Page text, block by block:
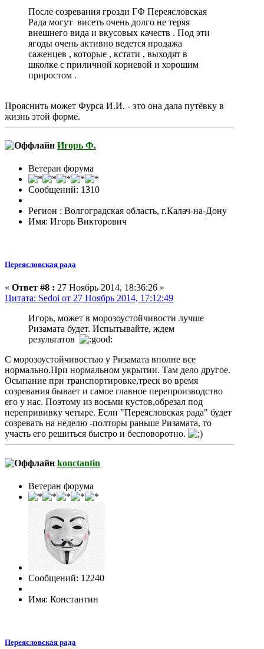
После созревания грозди ГФ Переясловская
Рада могут висеть очень долго не теряя
внешнего вида и вкусовых качеств . Под эти
ягоды очень активно ведется продажа
саженцев , которые , кстати , выходят в
школке с приличной корневой и хорошим
приростом .
Прояснить может Фурса И.И. - это она дала путёвку в
жизнь этой форме.
Игорь Ф.
Ветеран форума
Сообщений: 1310
Регион : Волгоградская область, г.Калач-на-Дону
Имя: Игорь Викторович
Переясловская рада
« Ответ #8 : 27 Ноябрь 2014, 18:36:26 »
Цитата: Sedoi от 27 Ноябрь 2014, 17:12:49
Игорь, может в морозоустойчивости лучше
Ризамата будет. Испытывайте, ждем
результатов
С морозоустойчивостью у Ризамата вполне все
нормально.При нормальном укрытии. Там дело другое.
Осыпание при транспортировке,треск во время
созревания бывает и самое главное перепроизводство
его у нас. Поэтому из восьми кустов,обрезал под
перепрививку четыре. Если "Переясловская рада" будет
созревать на неделю -полторы раньше Ризамата, то
участь его решиться быстро и бесповоротно.
konctantin
Ветеран форума
Сообщений: 12240
Имя: Константин
Переясловская рада